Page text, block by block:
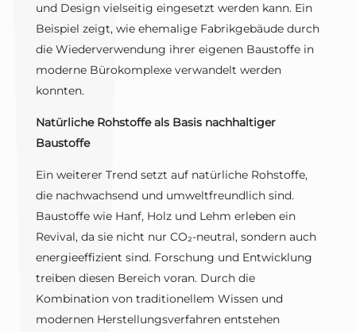
und Design vielseitig eingesetzt werden kann. Ein
Beispiel zeigt, wie ehemalige Fabrikgebäude durch
die Wiederverwendung ihrer eigenen Baustoffe in
moderne Bürokomplexe verwandelt werden
konnten.
Natürliche Rohstoffe als Basis nachhaltiger
Baustoffe
Ein weiterer Trend setzt auf natürliche Rohstoffe,
die nachwachsend und umweltfreundlich sind.
Baustoffe wie Hanf, Holz und Lehm erleben ein
Revival, da sie nicht nur CO₂-neutral, sondern auch
energieeffizient sind. Forschung und Entwicklung
treiben diesen Bereich voran. Durch die
Kombination von traditionellem Wissen und
modernen Herstellungsverfahren entstehen